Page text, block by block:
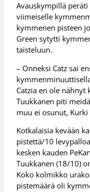
Avauskympillä
viimeiselle
kymmenen pisteen
Green sytytti
taisteluun.
– Onneksi Catz sai
Catzia en ole nähnyt
Tuukkanen piti
muu ei osunut,
Kotkalaisia kevään
pistettä/10
kesken kauden
Tuukkanen (18/10)
Koko kolmikko
pistemäärä oli